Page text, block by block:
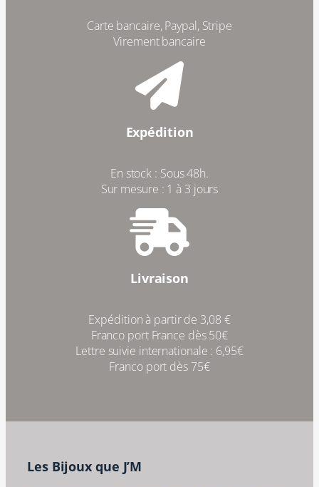
Carte bancaire, Paypal, Stripe
Virement bancaire
Expédition
En stock : Sous 48h.
Sur mesure : 1 à 3 jours
Livraison
Expédition à partir de 3,08 €
Franco port France dès 50€
Lettre suivie internationale : 6,95€
Franco port dès 75€
Les Bijoux que J’M